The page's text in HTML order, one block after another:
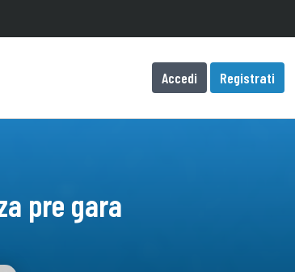
Accedi Registrati
pre gara